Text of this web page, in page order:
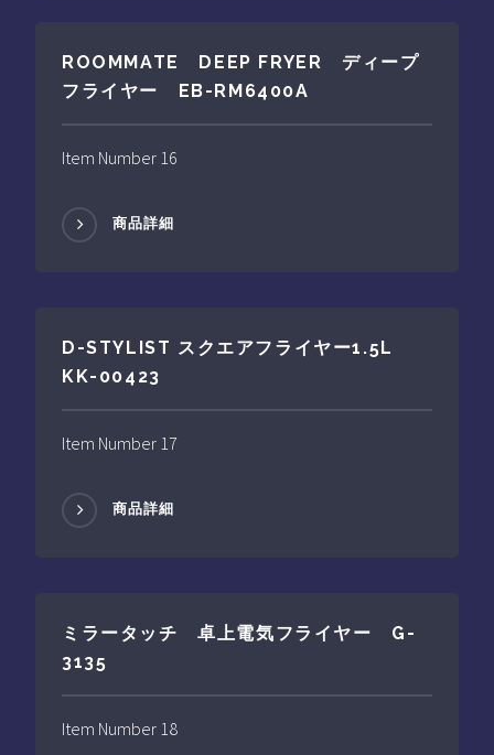
ROOMMATE DEEP FRYER ディープ
フライヤー EB-RM6400A
Item Number 16
商品詳細
D-STYLIST スクエアフライヤー1.5L
KK-00423
Item Number 17
商品詳細
ミラータッチ 卓上電気フライヤー G-
3135
Item Number 18